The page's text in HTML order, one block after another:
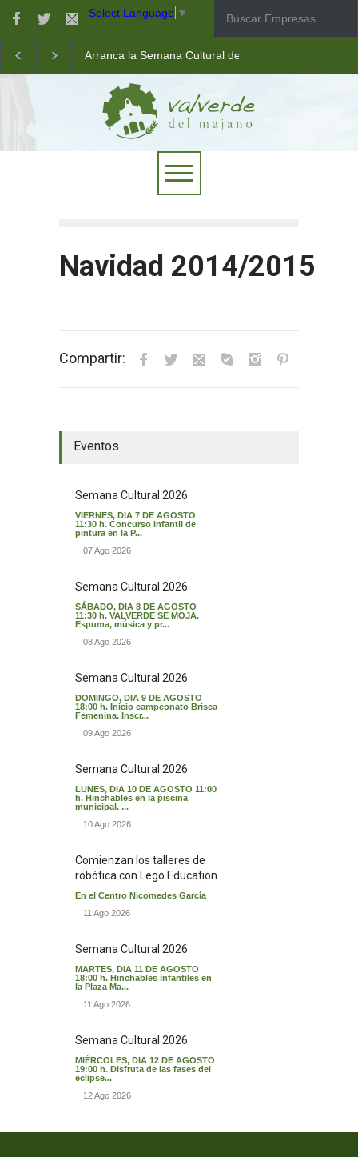
Select Language ▼
Arranca la Semana Cultural de Valverde
Taller de robótica para jóvenes
Las pistas municipales de pádel estrenan un nuevo
Navidad 2014/2015
Compartir:
Eventos
Semana Cultural 2026
VIERNES, DIA 7 DE AGOSTO
11:30 h. Concurso infantil de
pintura en la P...
07 Ago 2026
Semana Cultural 2026
SÁBADO, DIA 8 DE AGOSTO
11:30 h. VALVERDE SE MOJA.
Espuma, música y pr...
08 Ago 2026
Semana Cultural 2026
DOMINGO, DIA 9 DE AGOSTO
18:00 h. Inicio campeonato Brisca
Femenina. Inscr...
09 Ago 2026
Semana Cultural 2026
LUNES, DIA 10 DE AGOSTO 11:00
h. Hinchables en la piscina
municipal. ...
10 Ago 2026
Comienzan los talleres de
robótica con Lego Education
En el Centro Nicomedes García
11 Ago 2026
Semana Cultural 2026
MARTES, DIA 11 DE AGOSTO
18:00 h. Hinchables infantiles en
la Plaza Ma...
11 Ago 2026
Semana Cultural 2026
MIÉRCOLES, DIA 12 DE AGOSTO
19:00 h. Disfruta de las fases del
eclipse...
12 Ago 2026